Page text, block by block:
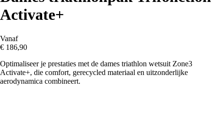
Activate+
Vanaf
€ 186,90
Optimaliseer je prestaties met de dames triathlon wetsuit Zone3
Activate+, die comfort, gerecycled materiaal en uitzonderlijke
aerodynamica combineert.